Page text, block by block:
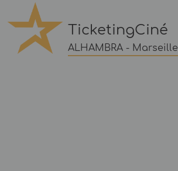
TicketingCiné
ALHAMBRA - Marseille